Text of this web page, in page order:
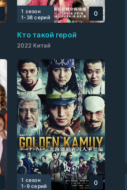
Кто такой герой
2022 Китай
1 сезон
1-38 cерий
0
1 сезон
1-9 cерий
0